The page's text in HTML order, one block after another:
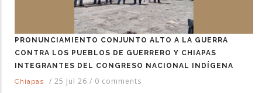
PRONUNCIAMIENTO CONJUNTO ALTO A LA GUERRA
CONTRA LOS PUEBLOS DE GUERRERO Y CHIAPAS
INTEGRANTES DEL CONGRESO NACIONAL INDÍGENA
Chiapas
/ 25 Jul 26 / 0 comments